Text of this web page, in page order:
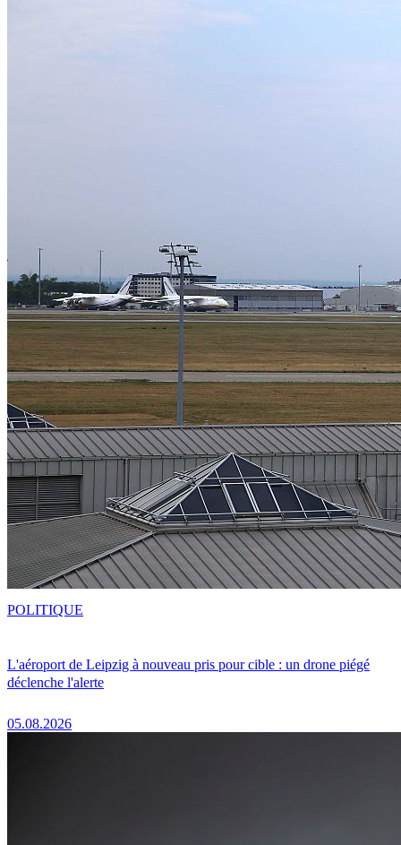
L'aéroport de Leipzig à nouveau pris pour cible : un drone piégé
déclenche l'alerte
05.08.2026
POLITIQUE